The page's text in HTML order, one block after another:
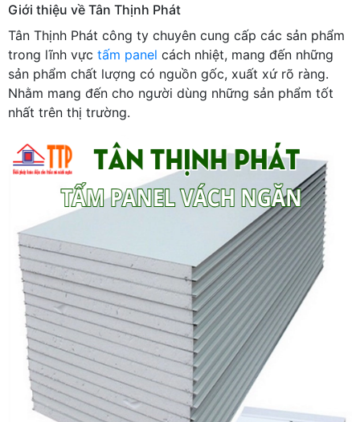
Giới thiệu về Tân Thịnh Phát
Tân Thịnh Phát công ty chuyên cung cấp các sản phẩm
trong lĩnh vực tấm panel cách nhiệt, mang đến những
sản phẩm chất lượng có nguồn gốc, xuất xứ rõ ràng.
Nhằm mang đến cho người dùng những sản phẩm tốt
nhất trên thị trường.